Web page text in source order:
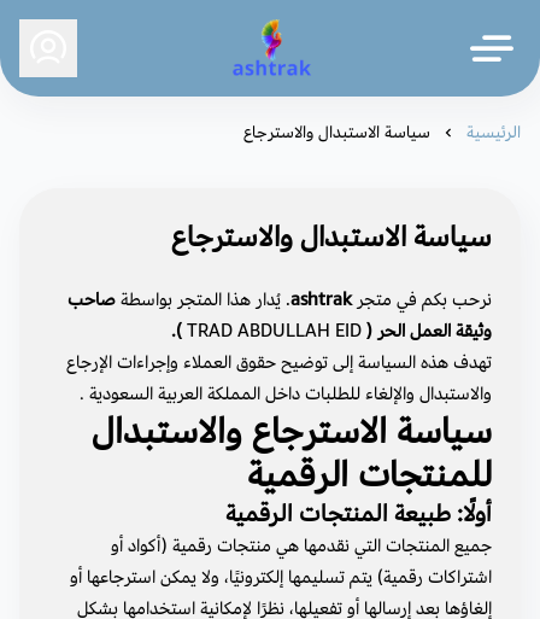
ashtrak
الرئيسية سياسة الاستبدال والاسترجاع
سياسة الاستبدال والاسترجاع
نرحب بكم في متجرashtrak. يُدار هذا المتجر بواسطةصاحب
وثيقة العمل الحر (TRAD ABDULLAH EID
).
تهدف هذه السياسة إلى توضيح حقوق العملاء وإجراءات الإرجاع
والاستبدال والإلغاء للطلبات داخل المملكة العربية السعودية .
سياسة الاسترجاع والاستبدال
للمنتجات الرقمية
أولًا: طبيعة المنتجات الرقمية
جميع المنتجات التي نقدمها هي منتجات رقمية (أكواد أو
اشتراكات رقمية) يتم تسليمها إلكترونيًا، ولا يمكن استرجاعها أو
إلغاؤها بعد إرسالها أو تفعيلها، نظرًا لإمكانية استخدامها بشكل